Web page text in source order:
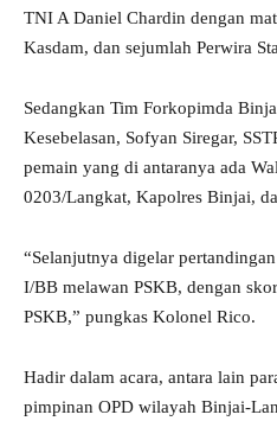
TNI A Daniel Chardin dengan
Kasdam, dan sejumlah Perwira
Sedangkan Tim Forkopimda
Kesebelasan, Sofyan Siregar,
pemain yang di antaranya ada
0203/Langkat, Kapolres Binjai,
“Selanjutnya digelar
I/BB melawan PSKB, dengan
PSKB,” pungkas Kolonel Rico.
Hadir dalam acara, antara lain
pimpinan OPD wilayah Binjai-